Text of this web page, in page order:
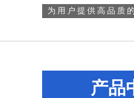
为用户提供高品质
产品